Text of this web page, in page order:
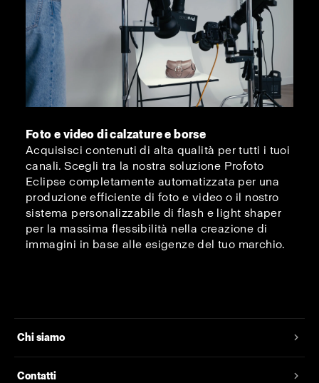
Foto e video di calzature e borse
Acquisisci contenuti di alta qualità per tutti i tuoi
canali. Scegli tra la nostra soluzione Profoto
Eclipse completamente automatizzata per una
produzione efficiente di foto e video o il nostro
sistema personalizzabile di flash e light shaper
per la massima flessibilità nella creazione di
immagini in base alle esigenze del tuo marchio.
Chi siamo
Contatti